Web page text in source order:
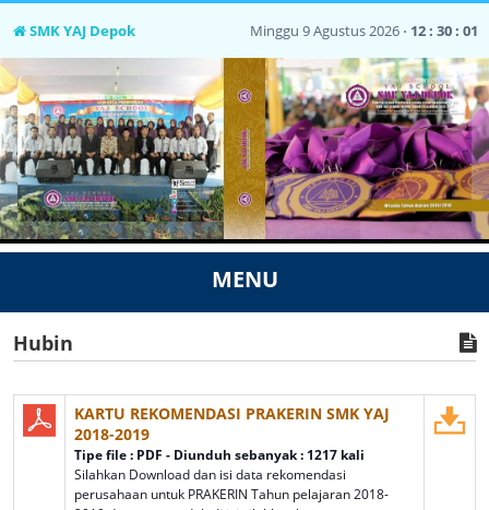
Minggu 9 Agustus 2026 ⋅ 12 : 30 : 01
SMK YAJ Depok
MENU
Hubin
KARTU REKOMENDASI PRAKERIN SMK YAJ
2018-2019
Tipe file : PDF - Diunduh sebanyak : 1217 kali
Silahkan Download dan isi data rekomendasi
perusahaan untuk PRAKERIN Tahun pelajaran 2018-